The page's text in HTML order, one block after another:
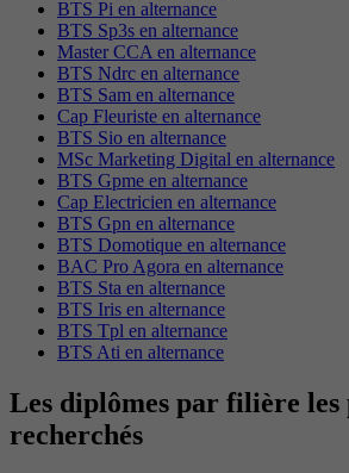
BTS Pi en alternance
BTS Sp3s en alternance
Master CCA en alternance
BTS Ndrc en alternance
BTS Sam en alternance
Cap Fleuriste en alternance
BTS Sio en alternance
MSc Marketing Digital en alternance
BTS Gpme en alternance
Cap Electricien en alternance
BTS Gpn en alternance
BTS Domotique en alternance
BAC Pro Agora en alternance
BTS Sta en alternance
BTS Iris en alternance
BTS Tpl en alternance
BTS Ati en alternance
Les diplômes par filière les
recherchés